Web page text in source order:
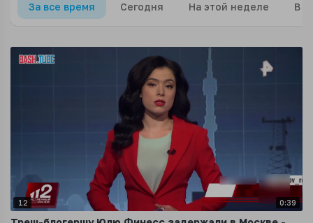
За все время Сегодня На этой неделе В
12 0:39